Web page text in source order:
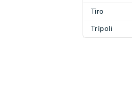
Tiro
Trípoli